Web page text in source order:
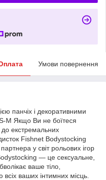
Умови повернення
панчіх і декоративними
M Якщо Ви не боїтеся
до екстремальних
Fishnet Bodystocking
у світ рольових ігор
— це сексуальне,
ваше тіло,
ваших інтимних місць.